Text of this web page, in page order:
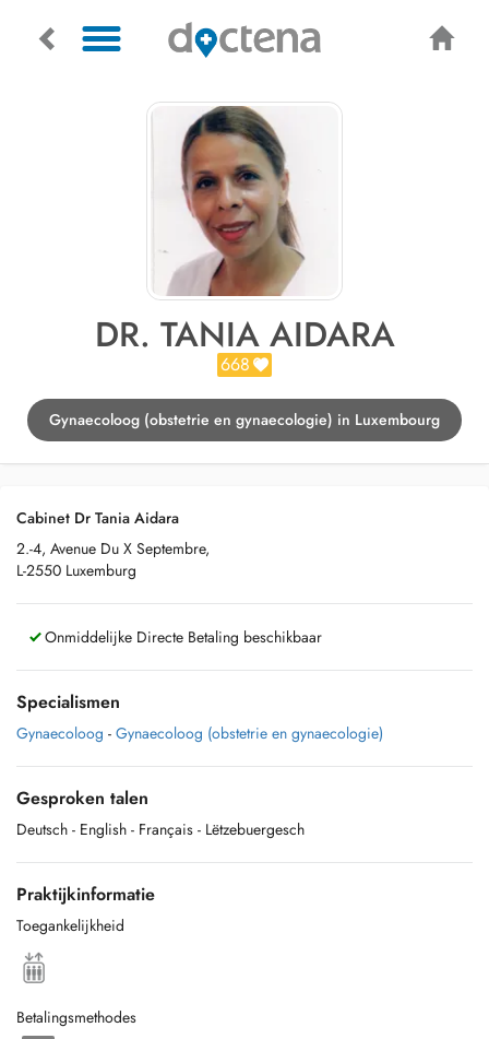
DR. TANIA AIDARA
668
Gynaecoloog (obstetrie en gynaecologie) in Luxembourg
Cabinet Dr Tania Aidara
2.-4, Avenue Du X Septembre,
L-2550 Luxemburg
Onmiddelijke Directe Betaling beschikbaar
Specialismen
Gynaecoloog - Gynaecoloog (obstetrie en gynaecologie)
Gesproken talen
Deutsch - English - Français - Lëtzebuergesch
Praktijkinformatie
Toegankelijkheid
Betalingsmethodes